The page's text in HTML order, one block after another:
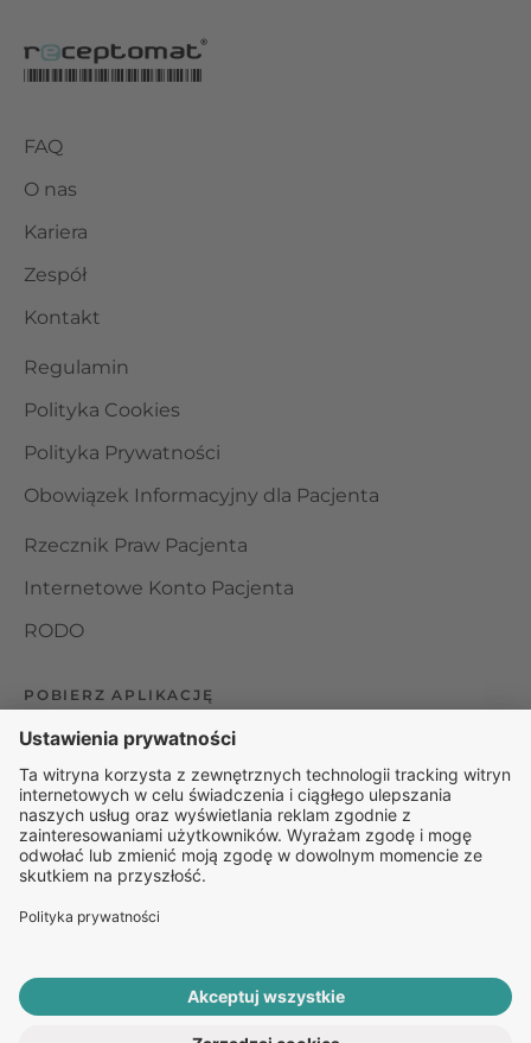
FAQ
O nas
Kariera
Zespół
Kontakt
Regulamin
Polityka Cookies
Polityka Prywatności
Obowiązek Informacyjny dla Pacjenta
Rzecznik Praw Pacjenta
Internetowe Konto Pacjenta
RODO
POBIERZ APLIKACJĘ
Organizator udzielania świadczeń telemedycznych jest
podmiotem leczniczym w rozumieniu ustawy z dnia 15
kwietnia 2011 roku o działalności leczniczej, wpisanym do
rejestru podmiotów wykonujących działalność leczniczą pod
numerem: 000000229172.